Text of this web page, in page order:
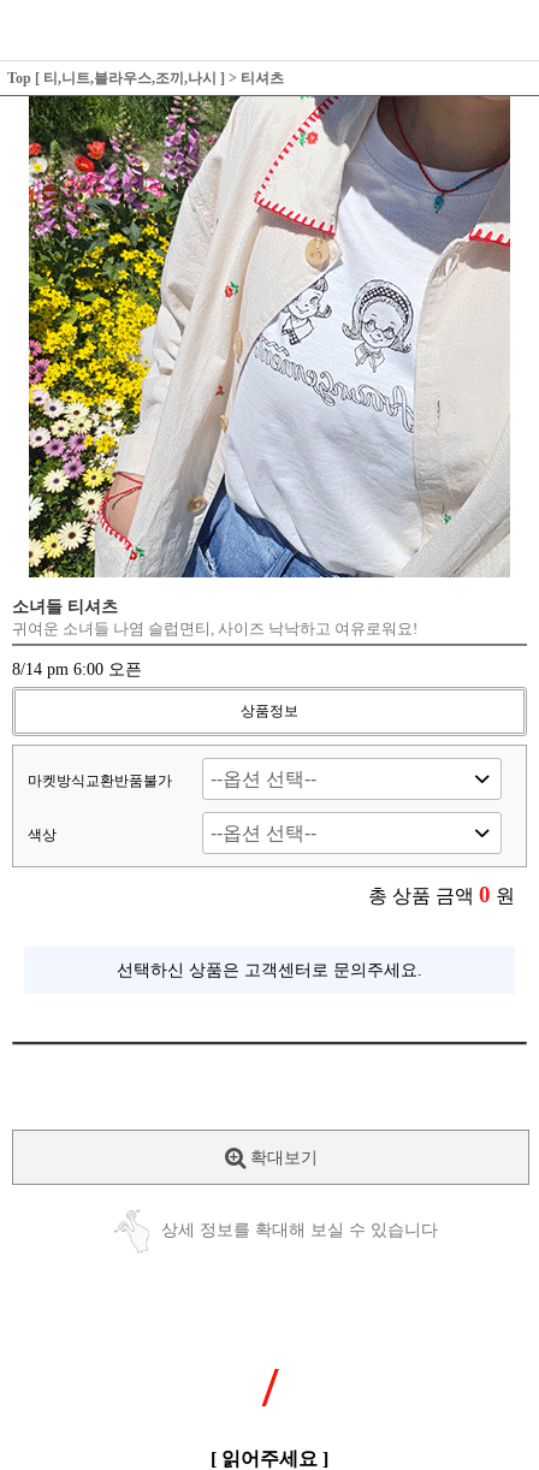
Top [ 티,니트,블라우스,조끼,나시 ] > 티셔츠
소녀들 티셔츠
귀여운 소녀들 나염 슬럽면티, 사이즈 낙낙하고 여유로워요!
8/14 pm 6:00 오픈
상품정보
마켓방식교환반품불가
색상
총 상품 금액 0 원
선택하신 상품은 고객센터로 문의주세요.
확대보기
상세 정보를 확대해 보실 수 있습니다
/
[ 읽어주세요 ]